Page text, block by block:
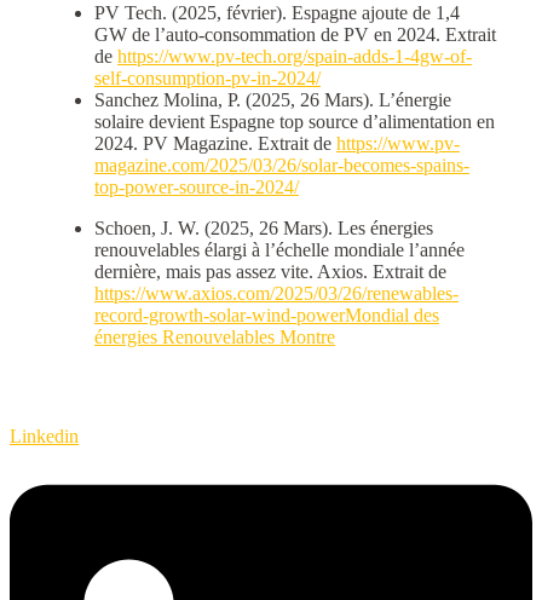
PV Tech. (2025, février). Espagne ajoute de 1,4
GW de l’auto-consommation de PV en 2024. Extrait
de https://www.pv-tech.org/spain-adds-1-4gw-of-
self-consumption-pv-in-2024/
Sanchez Molina, P. (2025, 26 Mars). L’énergie
solaire devient Espagne top source d’alimentation en
2024. PV Magazine. Extrait de https://www.pv-
magazine.com/2025/03/26/solar-becomes-spains-
top-power-source-in-2024/
Schoen, J. W. (2025, 26 Mars). Les énergies
renouvelables élargi à l’échelle mondiale l’année
dernière, mais pas assez vite. Axios. Extrait de
https://www.axios.com/2025/03/26/renewables-
record-growth-solar-wind-powerMondial des
énergies Renouvelables Montre
Linkedin